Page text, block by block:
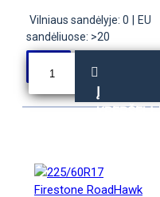
Vilniaus sandėlyje: 0
EU
sandėliuose: >20
Į
KREPŠELĮ